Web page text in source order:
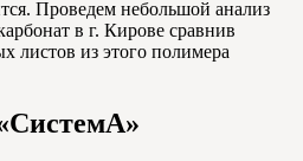
Проведем небольшой анализ
в г. Кирове сравнив
листов из этого полимера